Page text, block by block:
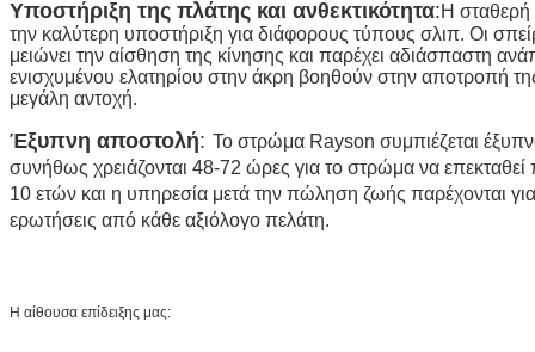
Υποστήριξη της πλάτης και ανθεκτικότητα:Η σταθερή
την καλύτερη υποστήριξη για διάφορους τύπους σλιπ. Οι
μειώνει την αίσθηση της κίνησης και παρέχει αδιάσπαστη
ενισχυμένου ελατηρίου στην άκρη βοηθούν στην αποτροπή
μεγάλη αντοχή.
Έξυπνη αποστολή: Το στρώμα Rayson συμπιέζεται
συνήθως χρειάζονται 48-72 ώρες για το στρώμα να
10 ετών και η υπηρεσία μετά την πώληση ζωής παρέχονται
ερωτήσεις από κάθε αξιόλογο πελάτη.
Η αίθουσα επίδειξης μας: